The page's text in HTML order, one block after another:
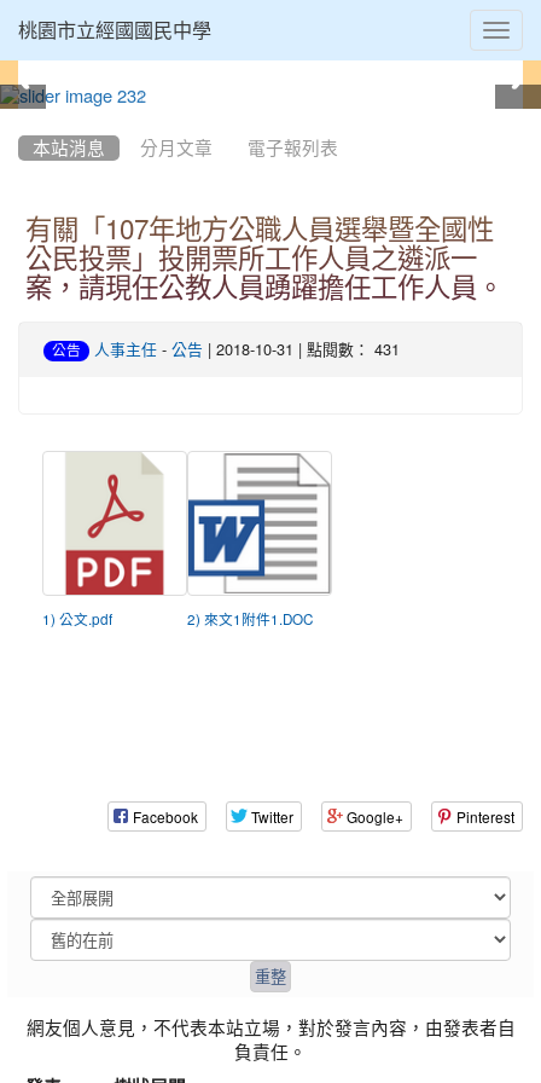
桃園市立經國國民中學
本站消息 分月文章 電子報列表
有關「107年地方公職人員選舉暨全國性
公民投票」投開票所工作人員之遴派一
案，請現任公教人員踴躍擔任工作人員。
公告 人事主任 - 公告 | 2018-10-31 | 點閱數： 431
1) 公文.pdf 2) 來文1附件1.DOC
Facebook Twitter Google+ Pinterest
網友個人意見，不代表本站立場，對於發言內容，由發表者自
負責任。